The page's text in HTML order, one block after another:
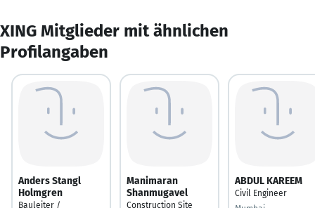
XING Mitglieder mit ähnlichen
Profilangaben
Anders Stangl
Holmgren
Bauleiter /
Manimaran
Shanmugavel
Construction Site
ABDUL KAREEM
Civil Engineer